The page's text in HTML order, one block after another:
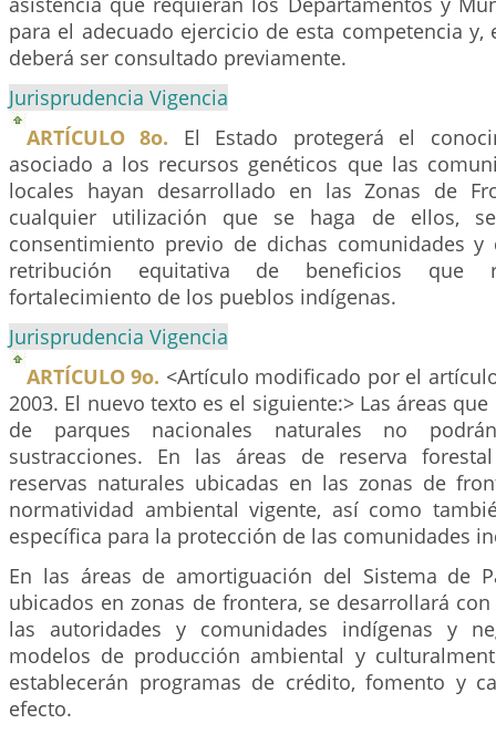
para el adecuado ejercicio de esta competencia y,
deberá ser consultado previamente.
Jurisprudencia Vigencia
ARTÍCULO 8o. El Estado protegerá el
asociado a los recursos genéticos que las
locales hayan desarrollado en las Zonas de
cualquier utilización que se haga de ellos,
consentimiento previo de dichas comunidades
retribución equitativa de beneficios que
fortalecimiento de los pueblos indígenas.
Jurisprudencia Vigencia
ARTÍCULO 9o. <Artículo modificado por el
2003. El nuevo texto es el siguiente:> Las áreas
de parques nacionales naturales no
sustracciones. En las áreas de reserva
reservas naturales ubicadas en las zonas de
normatividad ambiental vigente, así como
específica para la protección de las comunidades
En las áreas de amortiguación del Sistema de
ubicados en zonas de frontera, se desarrollará
las autoridades y comunidades indígenas y
modelos de producción ambiental y
establecerán programas de crédito, fomento y
efecto.